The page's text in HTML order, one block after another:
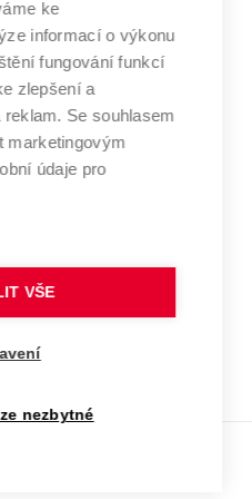
učení
technické
ke
informací o výkonu
fungování funkcí
zlepšení a
Se souhlasem
marketingovým
údaje pro
VŠE
nezbytné